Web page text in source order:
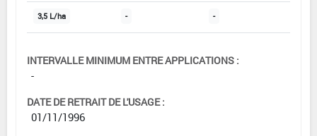
3,5 L/ha - -
INTERVALLE MINIMUM ENTRE APPLICATIONS :
-
DATE DE RETRAIT DE L'USAGE :
01/11/1996